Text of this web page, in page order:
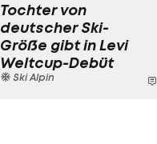
Tochter von
deutscher Ski-
Größe gibt in Levi
Weltcup-Debüt
Ski Alpin